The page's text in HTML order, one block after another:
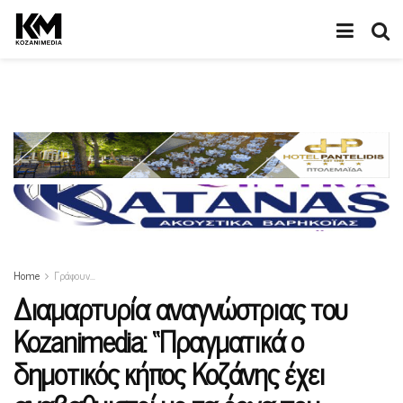
Home Γράφουν…
Διαμαρτυρία αναγνώστριας του
Kozanimedia: “Πραγματικά ο
δημοτικός κήπος Κοζάνης έχει